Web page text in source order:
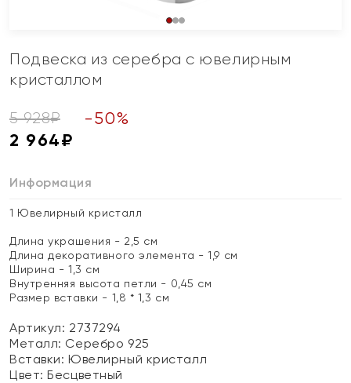
Подвеска из серебра с ювелирным
кристаллом
5 928₽ -50%
2 964₽
Информация
1 Ювелирный кристалл
Длина украшения - 2,5 см
Длина декоративного элемента - 1,9 см
Ширина - 1,3 см
Внутренняя высота петли - 0,45 см
Размер вставки - 1,8 * 1,3 см
Артикул: 2737294
Металл: Серебро 925
Вставки:Ювелирный кристалл
Цвет:Бесцветный